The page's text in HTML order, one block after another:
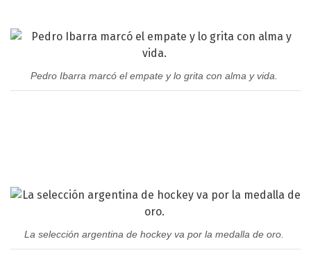
Pedro Ibarra marcó el empate y lo grita con alma y vida.
La selección argentina de hockey va por la medalla de oro.